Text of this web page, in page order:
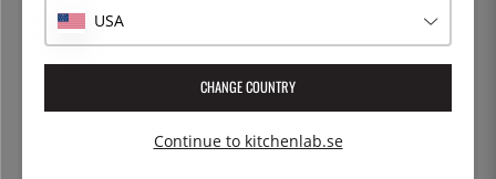
Ostduk, filterduk - Kitchen Craft
79:-
USA
CHANGE COUNTRY
Continue to kitchenlab.se